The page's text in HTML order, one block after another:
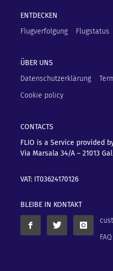
ENTDECKEN
Flugverfolgung
Flugstatus
ÜBER UNS
Datenschutzerklärung
Cookie policy
CONTACTS
FLIO is a Service provided
Via Marsala 34/A – 21013
VAT: IT03624170126
BLEIBE IN KONTAKT
FAQ